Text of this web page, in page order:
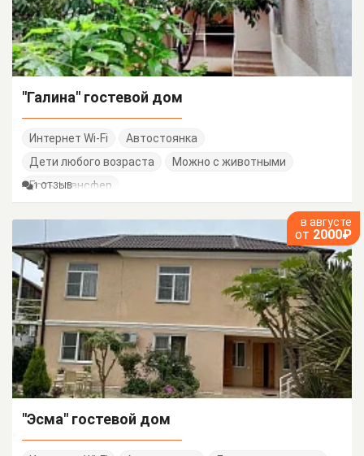
"Галина" гостевой дом
Интернет Wi-Fi
Автостоянка
Дети любого возраста
Можно с животными
Есть трансфер
1 ОТЗЫВ
в августе
от 2000₽
"Эсма" гостевой дом